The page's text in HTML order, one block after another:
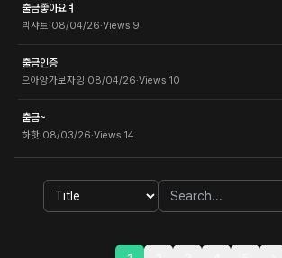
출금좋아요ㅕ
빅샤트·08/04/26·Views 9
출금인증
으아앙가보자잉·08/04/26·Views 10
출금~
하핫·08/03/26·Views 14